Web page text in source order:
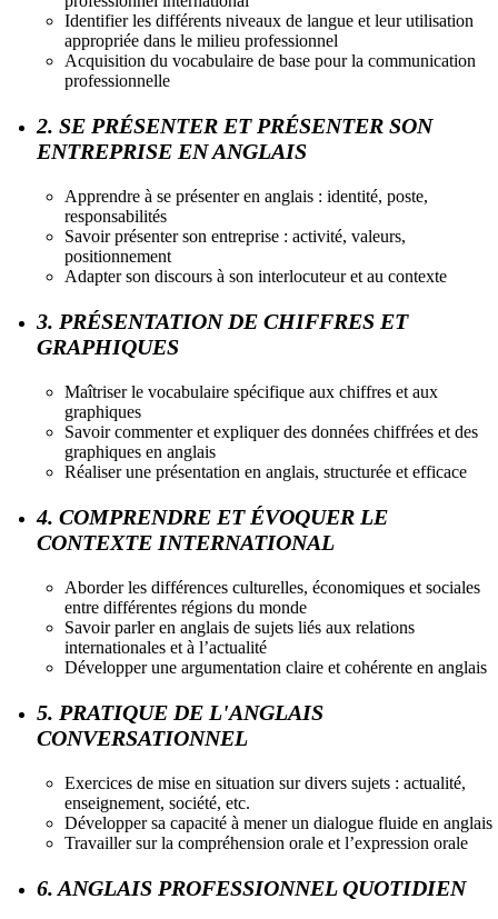
Identifier les différents niveaux de langue et leur utilisation
appropriée dans le milieu professionnel
Acquisition du vocabulaire de base pour la communication
professionnelle
2. SE PRÉSENTER ET PRÉSENTER SON
ENTREPRISE EN ANGLAIS
Apprendre à se présenter en anglais : identité, poste,
responsabilités
Savoir présenter son entreprise : activité, valeurs,
positionnement
Adapter son discours à son interlocuteur et au contexte
3. PRÉSENTATION DE CHIFFRES ET
GRAPHIQUES
Maîtriser le vocabulaire spécifique aux chiffres et aux
graphiques
Savoir commenter et expliquer des données chiffrées et des
graphiques en anglais
Réaliser une présentation en anglais, structurée et efficace
4. COMPRENDRE ET ÉVOQUER LE
CONTEXTE INTERNATIONAL
Aborder les différences culturelles, économiques et sociales
entre différentes régions du monde
Savoir parler en anglais de sujets liés aux relations
internationales et à l’actualité
Développer une argumentation claire et cohérente en anglais
5. PRATIQUE DE L'ANGLAIS
CONVERSATIONNEL
Exercices de mise en situation sur divers sujets : actualité,
enseignement, société, etc.
Développer sa capacité à mener un dialogue fluide en anglais
Travailler sur la compréhension orale et l’expression orale
6. ANGLAIS PROFESSIONNEL QUOTIDIEN